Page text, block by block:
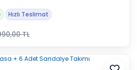
Hızlı Teslimat
TL